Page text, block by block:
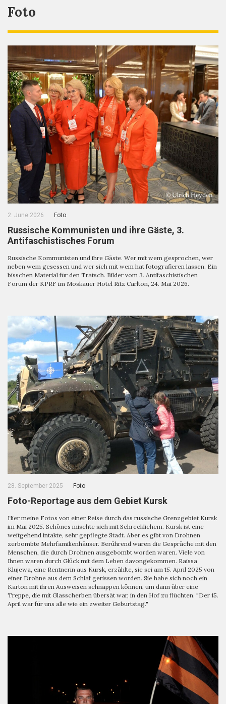
Foto
2. June 2026 Foto
Russische Kommunisten und ihre Gäste, 3.
Antifaschistisches Forum
Russische Kommunisten und ihre Gäste. Wer mit wem gesprochen, wer
neben wem gesessen und wer sich mit wem hat fotografieren lassen. Ein
bisschen Material für den Tratsch. Bilder vom 3. Antifaschistischen
Forum der KPRF im Moskauer Hotel Ritz Carlton, 24. Mai 2026.
28. September 2025 Foto
Foto-Reportage aus dem Gebiet Kursk
Hier meine Fotos von einer Reise durch das russische Grenzgebiet Kursk
im Mai 2025. Schönes mischte sich mit Schrecklichem. Kursk ist eine
weitgehend intakte, sehr gepflegte Stadt. Aber es gibt von Drohnen
zerbombte Mehrfamilienhäuser. Berührend waren die Gespräche mit den
Menschen, die durch Drohnen ausgebombt worden waren. Viele von
Ihnen waren durch Glück mit dem Leben davongekommen. Raissa
Klujewa, eine Rentnerin aus Kursk, erzählte, sie sei am 15. April 2025 von
einer Drohne aus dem Schlaf gerissen worden. Sie habe sich noch ein
Karton mit ihren Ausweisen schnappen können, um dann über eine
Treppe, die mit Glasscherben übersät war, in den Hof zu flüchten. "Der 15.
April war für uns alle wie ein zweiter Geburtstag."